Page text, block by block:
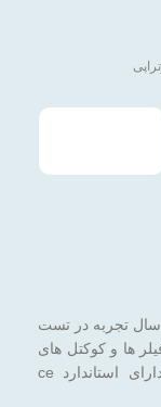
البرز بیوتی توزیع کننده محصولات زیبایی با ۲۰ سال تجربه در تست
ها و کوکتل های
مزو تراپی میباشدتمامی برند ها اصلی و دارای استاندارد ce